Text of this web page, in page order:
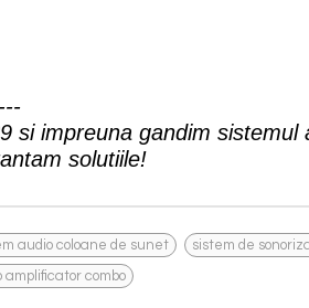
si impreuna gandim sistemul
solutiile!
audio coloane de sunet , sistem de
amplificator combo